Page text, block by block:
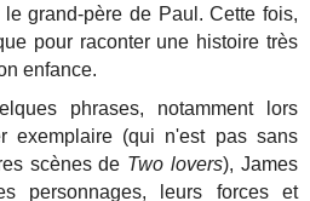
grand-père de Paul. Cette fois,
pour raconter une histoire très
enfance.
phrases, notamment lors
exemplaire (qui n'est pas sans
scènes de Two lovers), James
personnages, leurs forces et